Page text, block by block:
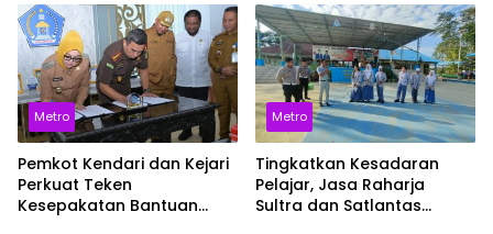
Biwinapada
Endemik
Metro
Pemkot Kendari dan Kejari
Perkuat Teken
Kesepakatan Bantuan
Metro
Tingkatkan Kesadaran
Pelajar, Jasa Raharja
Sultra dan Satlantas